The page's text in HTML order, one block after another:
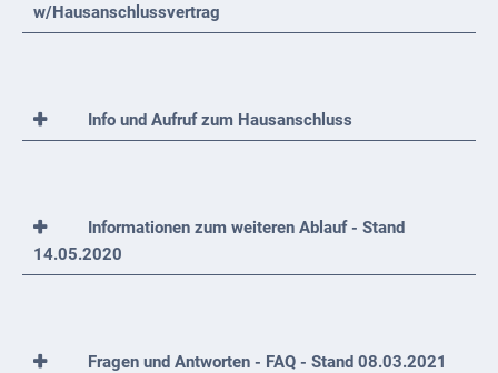
w/Hausanschlussvertrag
Info und Aufruf zum Hausanschluss
Informationen zum weiteren Ablauf - Stand
14.05.2020
Fragen und Antworten - FAQ - Stand 08.03.2021